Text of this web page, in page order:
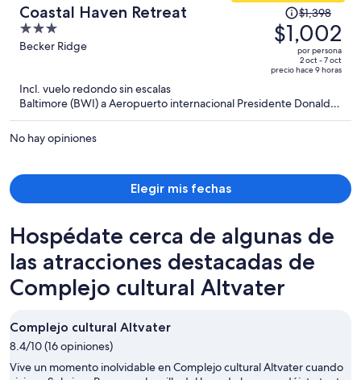
Coastal Haven Retreat
3
out
Becker Ridge
precio
era
$1,398
ahora
por
$1,398
$1,002
por persona
2 oct - 7 oct
precio hace 9 horas
Incl. vuelo redondo sin escalas
Baltimore (BWI) a Aeropuerto internacional Presidente Donald J.
Trump (PBI)
No hay opiniones
Elegir mis fechas
Hospédate cerca de algunas de
las atracciones destacadas de
Complejo cultural Altvater
Complejo cultural Altvater
8.4/10 (16 opiniones)
Vive un momento inolvidable en Complejo cultural Altvater cuando